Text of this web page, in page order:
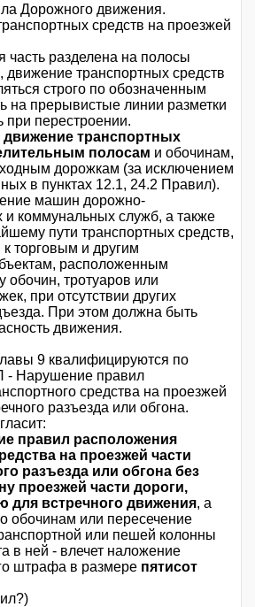
Дорожного движения.
средств на проезжей
часть разделена на полосы
движение транспортных средств
строго по обозначенным
на прерывистые линии разметки
при перестроении.
движение транспортных
полосам и обочинам,
дорожкам (за исключением
в пунктах 12.1, 24.2 Правил).
машин дорожно-
и коммунальных служб, а также
пути транспортных средств,
торговым и другим
расположенным
обочин, тротуаров или
при отсутствии других
При этом должна быть
движения.
9 квалифицируются по
- Нарушение правил
средства на проезжей
разъезда или обгона.
правил расположения
на проезжей части
разъезда или обгона без
проезжей части дороги,
для встречного движения, а
обочинам или пересечение
или пешей колонны
в ней - влечет наложение
штрафа в размере пятисот